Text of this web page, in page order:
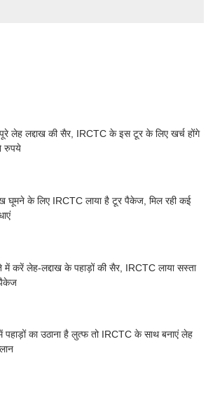
लेह लद्दाख की सैर, IRCTC के इस टूर के लिए खर्च होंगे
रुपये
घूमने के लिए IRCTC लाया है टूर पैकेज, मिल रही कई
में करें लेह-लद्दाख के पहाड़ों की सैर, IRCTC लाया सस्ता
पहाड़ों का उठाना है लुत्फ तो IRCTC के साथ बनाएं लेह